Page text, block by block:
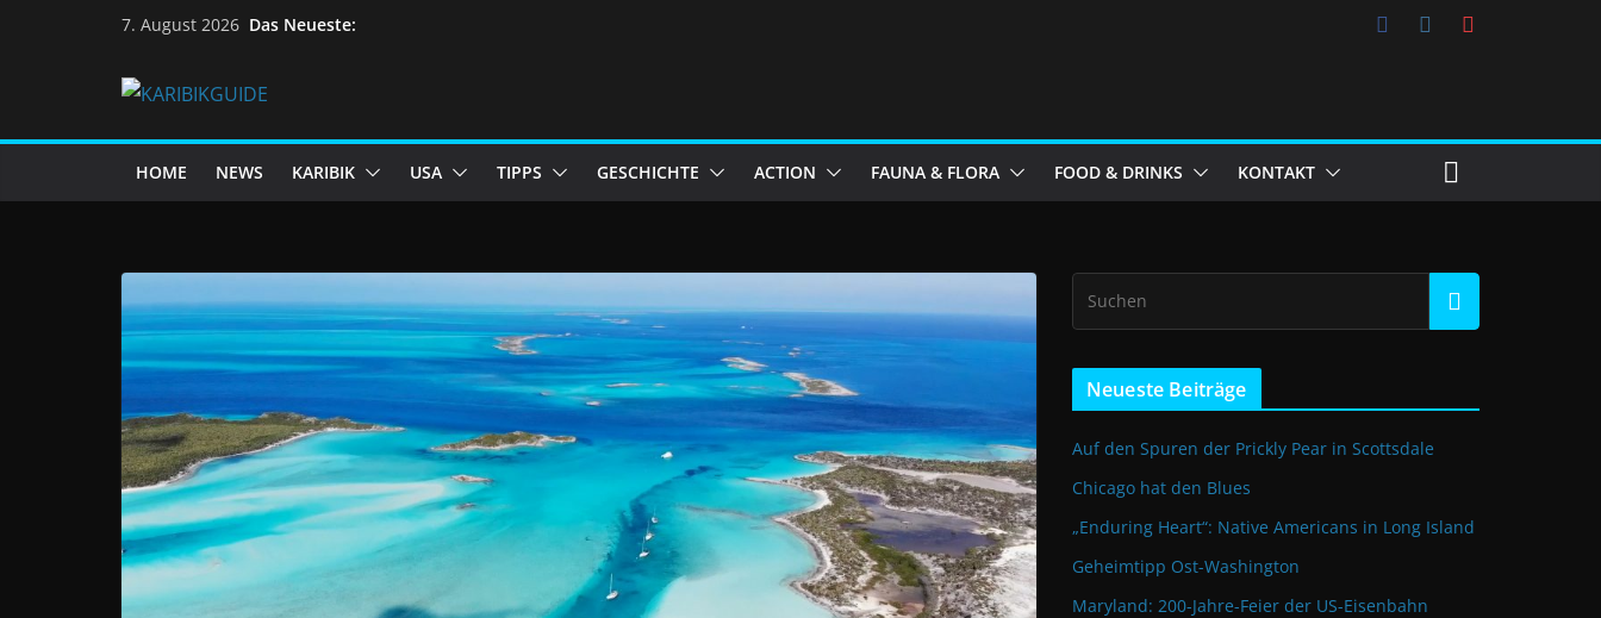
7. August 2026 Das Neueste:
HOME NEWS KARIBIK USA TIPPS GESCHICHTE ACTION FAUNA & FLORA FOOD & DRINKS KONTAKT
Neueste Beiträge
Auf den Spuren der Prickly Pear in Scottsdale
Chicago hat den Blues
„Enduring Heart“: Native Americans in Long Island
Geheimtipp Ost-Washington
Maryland: 200-Jahre-Feier der US-Eisenbahn